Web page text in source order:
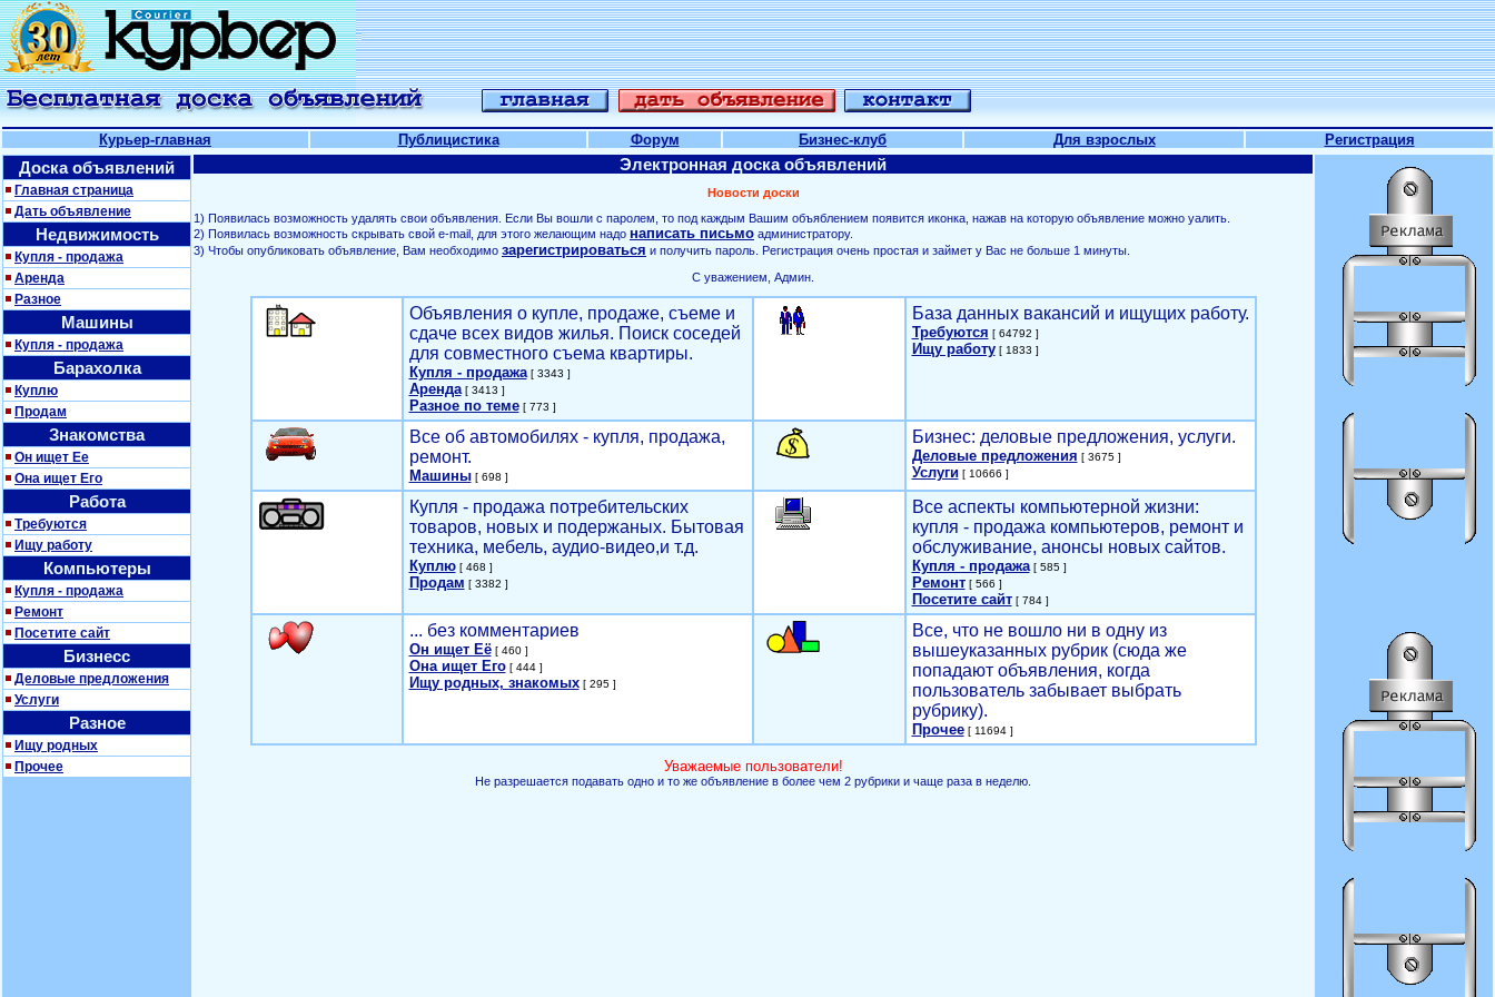
Курьер-главная Публицистика Форум Бизнес-клуб Для взрослых Регистрация
Доска объявлений
Главная страница
Дать объявление
Недвижимость
Купля - продажа
Аренда
Разное
Машины
Купля - продажа
Барахолка
Куплю
Продам
Знакомства
Он ищет Ее
Она ищет Его
Работа
Требуются
Ищу работу
Компьютеры
Купля - продажа
Ремонт
Посетите сайт
Бизнесс
Деловые предложения
Услуги
Разное
Ищу родных
Прочее
Электронная доска объявлений
Новости доски
1) Появилась возможность удалять свои объявления. Если Вы вошли с паролем, то под каждым Вашим объяблением появится иконка, нажав на которую объявление можно уалить.
2) Появилась возможность скрывать свой е-mail, для этого желающим надо написать письмо администратору.
3) Чтобы опубликовать объявление, Вам необходимо зарегистрироваться и получить пароль. Регистрация очень простая и займет у Вас не больше 1 минуты.
С уважением, Админ.
Объявления о купле, продаже, съеме и
сдаче всех видов жилья. Поиск соседей
для совместного съема квартиры.
Купля - продажа[ 3343 ]
Аренда[ 3413 ]
Разное по теме[ 773 ]
База данных вакансий и ищущих работу.
Требуются [ 64792 ]
Ищу работу[ 1833 ]
Все об автомобилях - купля, продажа,
ремонт.
Машины[ 698 ]
Бизнес: деловые предложения, услуги.
Деловые предложения [ 3675 ]
Услуги[ 10666 ]
Купля - продажа потребительских
товаров, новых и подержаных. Бытовая
техника, мебель, аудио-видео,и т.д.
Куплю[ 468 ]
Продам [ 3382 ]
Все аспекты компьютерной жизни:
купля - продажа компьютеров, ремонт и
обслуживание, анонсы новых сайтов.
Купля - продажа[ 585 ]
Ремонт[ 566 ]
Посетите сайт[ 784 ]
... без комментариев
Он ищет Её[ 460 ]
Она ищет Его[ 444 ]
Ищу родных, знакомых[ 295 ]
Все, что не вошло ни в одну из
вышеуказанных рубрик (сюда же
попадают объявления, когда
пользователь забывает выбрать
рубрику).
Прочее[ 11694 ]
Уважаемые пользователи!
Не разрешается подавать одно и то же объявление в более чем 2 рубрики и чаще раза в неделю.